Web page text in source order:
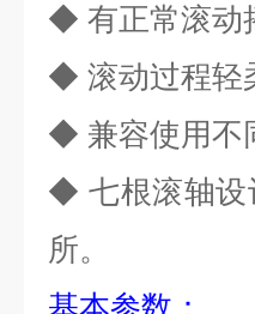
◆ 有正常滚动
◆ 滚动过程轻
◆ 兼容使用不
◆ 七根滚轴设
所。
基本参数 ：